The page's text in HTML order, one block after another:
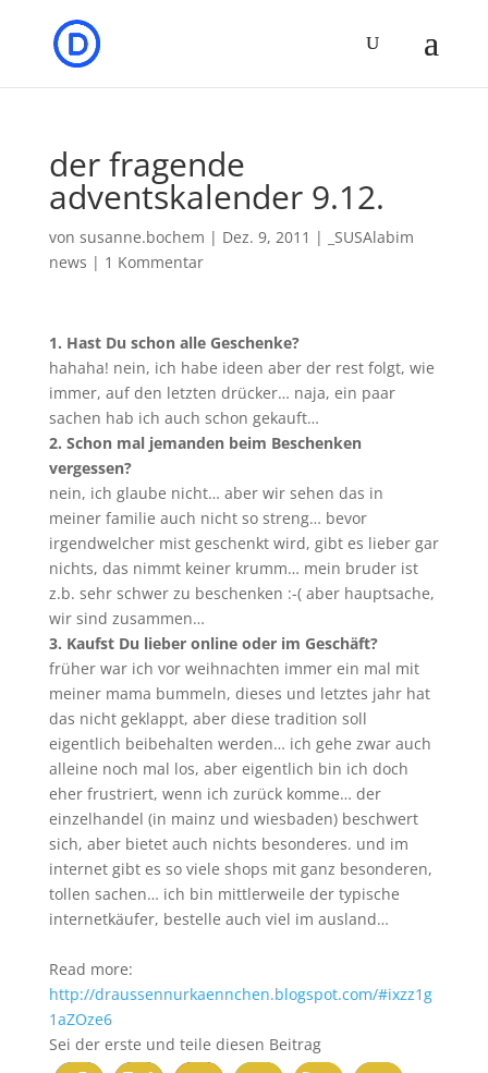
der fragende
adventskalender 9.12.
von susanne.bochem | Dez. 9, 2011 |
_SUSAlabim
news | 1 Kommentar
1. Hast Du schon alle Geschenke?
hahaha! nein, ich habe ideen aber der rest folgt, wie
immer, auf den letzten drücker… naja, ein paar
sachen hab ich auch schon gekauft…
2. Schon mal jemanden beim Beschenken
vergessen?
nein, ich glaube nicht… aber wir sehen das in
meiner familie auch nicht so streng… bevor
irgendwelcher mist geschenkt wird, gibt es lieber gar
nichts, das nimmt keiner krumm… mein bruder ist
z.b. sehr schwer zu beschenken :-( aber hauptsache,
wir sind zusammen…
3. Kaufst Du lieber online oder im Geschäft?
früher war ich vor weihnachten immer ein mal mit
meiner mama bummeln, dieses und letztes jahr hat
das nicht geklappt, aber diese tradition soll
eigentlich beibehalten werden… ich gehe zwar auch
alleine noch mal los, aber eigentlich bin ich doch
eher frustriert, wenn ich zurück komme… der
einzelhandel (in mainz und wiesbaden) beschwert
sich, aber bietet auch nichts besonderes. und im
internet gibt es so viele shops mit ganz besonderen,
tollen sachen… ich bin mittlerweile der typische
internetkäufer, bestelle auch viel im ausland…
Read more:
http://draussennurkaennchen.blogspot.com/#ixzz1g
1aZOze6
Sei der erste und teile diesen Beitrag